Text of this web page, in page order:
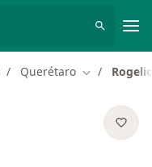
Querétaro Cambiar de